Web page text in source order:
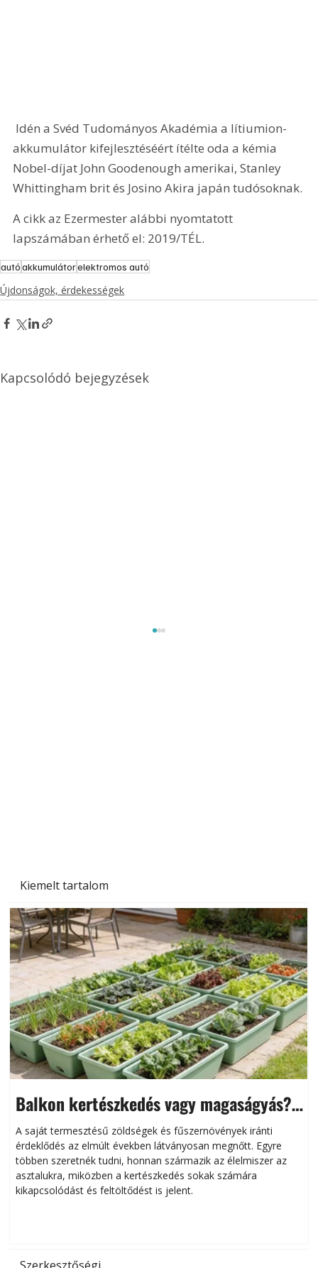
Kiemelt tartalom
Balkon kertészkedés vagy magaságyás?
Helytakarékos kertészkedés
A saját termesztésű zöldségek és fűszernövények iránti
érdeklődés az elmúlt években látványosan megnőtt. Egyre
többen szeretnék tudni, honnan származik az élelmiszer az
asztalukra, miközben a kertészkedés sokak számára
kikapcsolódást és feltöltődést is jelent.
akkumulátor kifejlesztéséért ítélte oda a kémia
Nobel-díjat John Goodenough amerikai, Stanley
Whittingham brit és Josino Akira japán tudósoknak.
A cikk az Ezermester alábbi nyomtatott
lapszámában érhető el: 2019/TÉL.
autóakkumulátorelektromos autó
Újdonságok, érdekességek
Kapcsolódó bejegyzések